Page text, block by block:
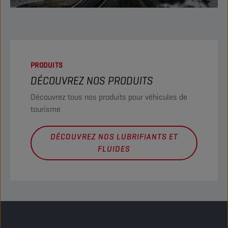
PRODUITS
DÉCOUVREZ NOS PRODUITS
Découvrez tous nos produits pour véhicules de
tourisme
DÉCOUVREZ NOS LUBRIFIANTS ET
FLUIDES